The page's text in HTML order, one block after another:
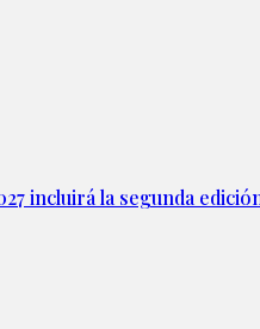
incluirá la segunda